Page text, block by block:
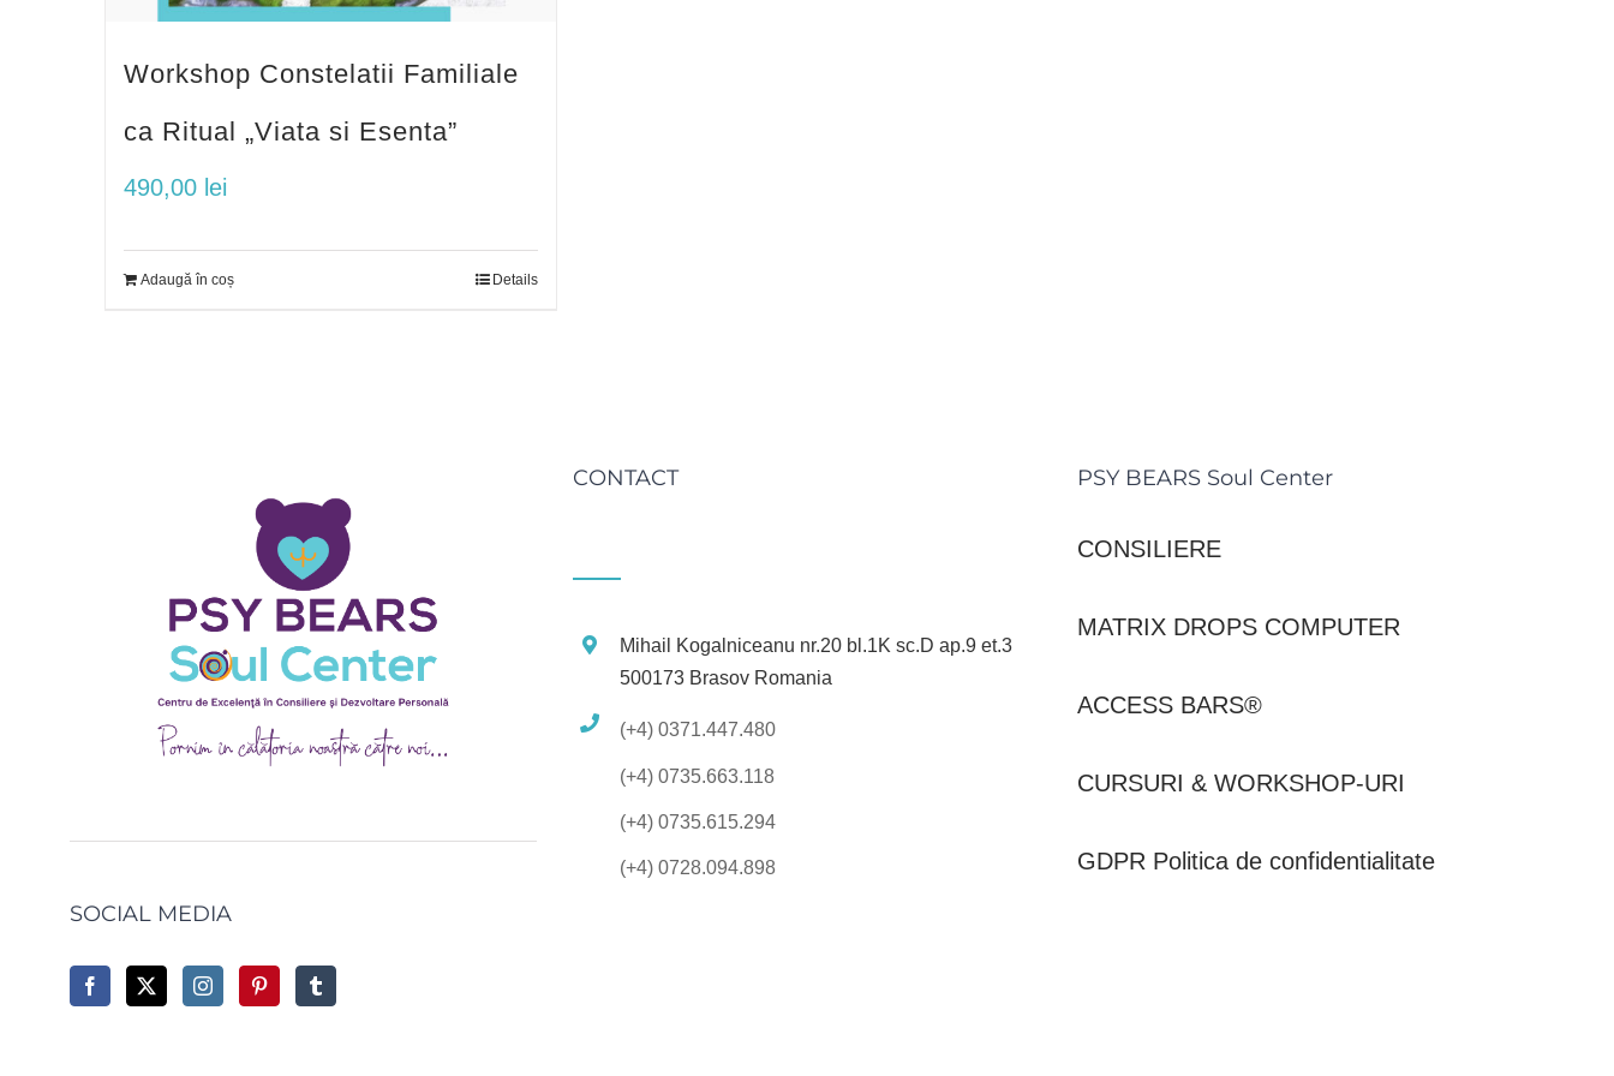
Workshop Constelatii Familiale
ca Ritual „Viata si Esenta”
490,00 lei
Adaugă în coș Details
SOCIAL MEDIA
CONTACT
Mihail Kogalniceanu nr.20 bl.1K sc.D ap.9 et.3
500173 Brasov Romania
(+4) 0371.447.480
(+4) 0735.663.118
(+4) 0735.615.294
(+4) 0728.094.898
PSY BEARS Soul Center
CONSILIERE
MATRIX DROPS COMPUTER
ACCESS BARS®
CURSURI & WORKSHOP-URI
GDPR Politica de confidentialitate